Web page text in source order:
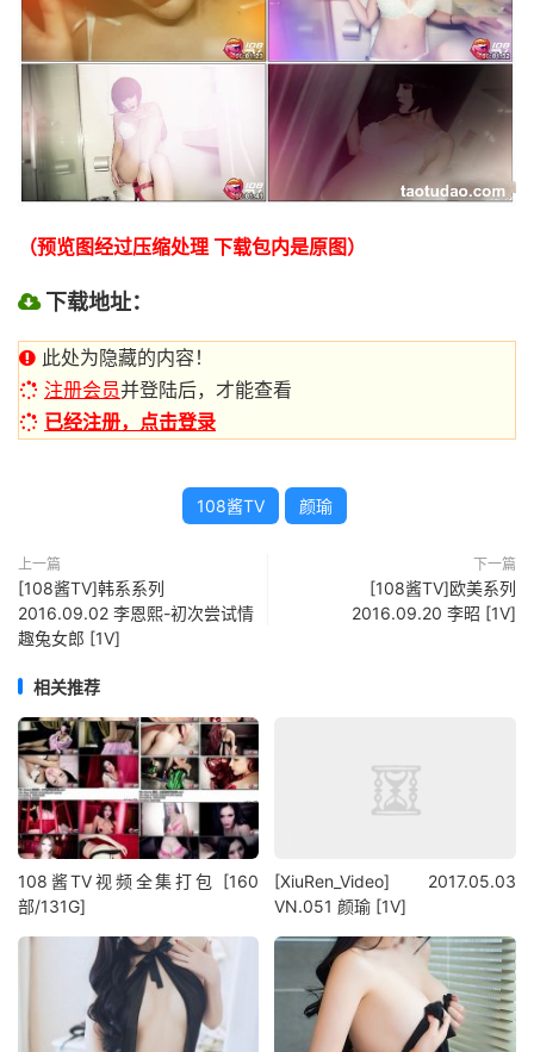
（预览图经过压缩处理 下载包内是原图）
下载地址：
此处为隐藏的内容！
注册会员并登陆后，才能查看
已经注册，点击登录
108酱TV 颜瑜
上一篇
[108酱TV]韩系系列
2016.09.02 李恩熙-初次尝试情
趣兔女郎 [1V]
下一篇
[108酱TV]欧美系列
2016.09.20 李昭 [1V]
相关推荐
108酱TV视频全集打包 [160
部/131G]
[XiuRen_Video] 2017.05.03
VN.051 颜瑜 [1V]